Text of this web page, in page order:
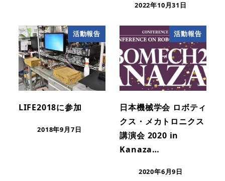
2022年10月31日
活動報告
LIFE2018に参加
2018年9月7日
活動報告
日本機械学会 ロボティ
クス・メカトロニクス
講演会 2020 in
Kanaza…
2020年6月9日